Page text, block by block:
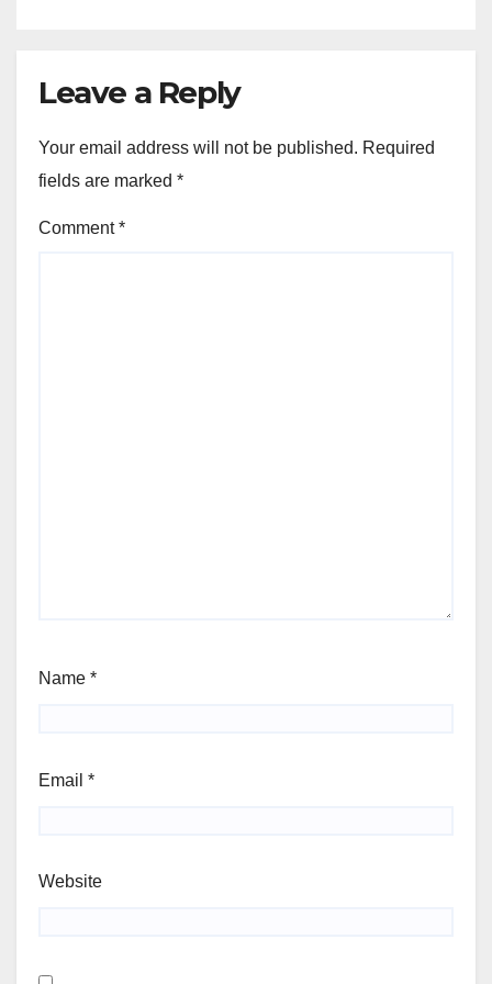
Leave a Reply
Your email address will not be published. Required
fields are marked *
Comment*
Name *
Email *
Website